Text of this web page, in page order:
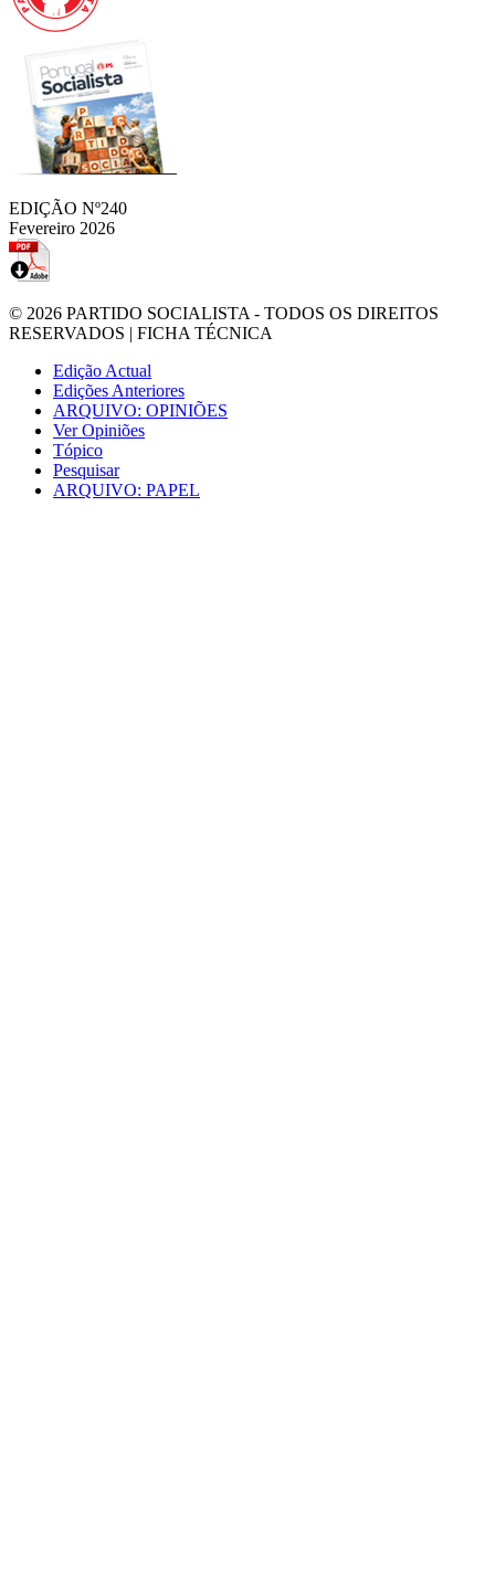
EDIÇÃO Nº240
Fevereiro 2026
© 2026 PARTIDO SOCIALISTA - TODOS OS DIREITOS
RESERVADOS | FICHA TÉCNICA
Edição Actual
Edições Anteriores
ARQUIVO: OPINIÕES
Ver Opiniões
Tópico
Pesquisar
ARQUIVO: PAPEL